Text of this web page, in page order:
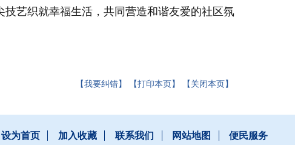
艺织就幸福生活，共同营造和谐友爱的社区氛
【我要纠错】 【打印本页】 【关闭本页】
设为首页 加入收藏 联系我们 网站地图 便民服务